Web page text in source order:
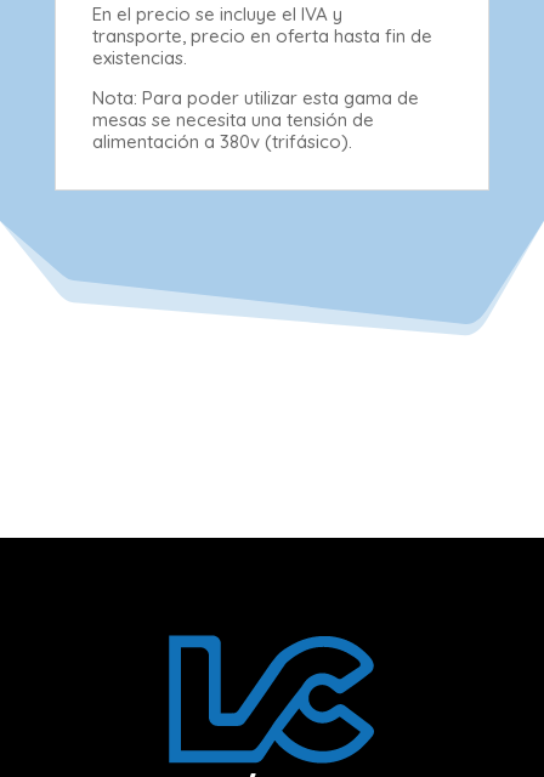
En el precio se incluye el IVA y
transporte, precio en oferta hasta fin de
existencias.
Nota: Para poder utilizar esta gama de
mesas se necesita una tensión de
alimentación a 380v (trifásico).